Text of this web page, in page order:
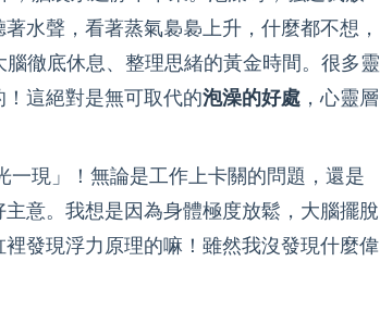
水聲，看著蒸氣裊裊上升，什麼都不想，
徹底休息、整理思緒的黃金時間。很多靈
這絕對是無可取代的泡澡的好處 ，心靈層
現」！無論是工作上卡關的問題，還是
意。我想是因為身體極度放鬆，大腦擺脫
發現浮力原理的嘛！雖然我沒發現什麼偉